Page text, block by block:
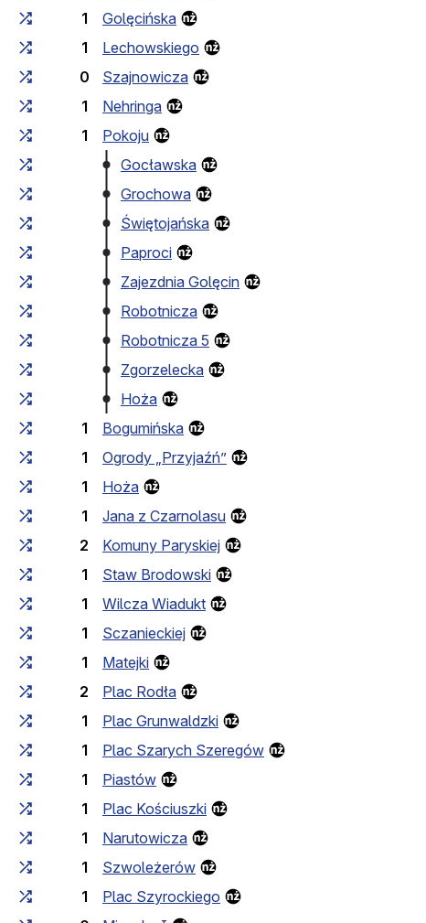
1
Golęcińska
1
Lechowskiego
0
Szajnowicza
1
Nehringa
1
Pokoju
Gocławska
Grochowa
Świętojańska
Paproci
Zajezdnia Golęcin
Robotnicza
Robotnicza 5
Zgorzelecka
Hoża
1
Bogumińska
1
Ogrody „Przyjaźń”
1
Hoża
1
Jana z Czarnolasu
2
Komuny Paryskiej
1
Staw Brodowski
1
Wilcza Wiadukt
1
Sczanieckiej
1
Matejki
2
Plac Rodła
1
Plac Grunwaldzki
1
Plac Szarych Szeregów
1
Piastów
1
Plac Kościuszki
1
Narutowicza
1
Szwoleżerów
1
Plac Szyrockiego